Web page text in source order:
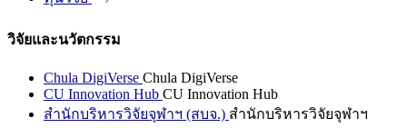
วิจัยและนวัตกรรม
Chula DigiVerse Chula DigiVerse
CU Innovation Hub CU Innovation Hub
สำนักบริหารวิจัยจุฬาฯ (สบจ.) สำนักบริหารวิจัยจุฬาฯ